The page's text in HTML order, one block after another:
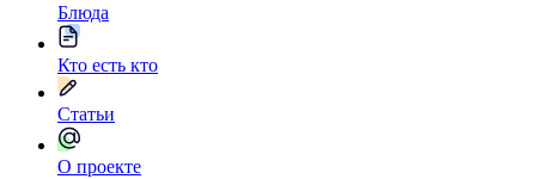
Блюда
Кто есть кто
Статьи
О проекте